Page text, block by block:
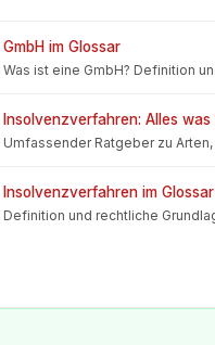
GmbH im Glossar
Was ist eine GmbH? Definition
Insolvenzverfahren: Alles
Umfassender Ratgeber zu
Insolvenzverfahren im Glossar
Definition und rechtliche